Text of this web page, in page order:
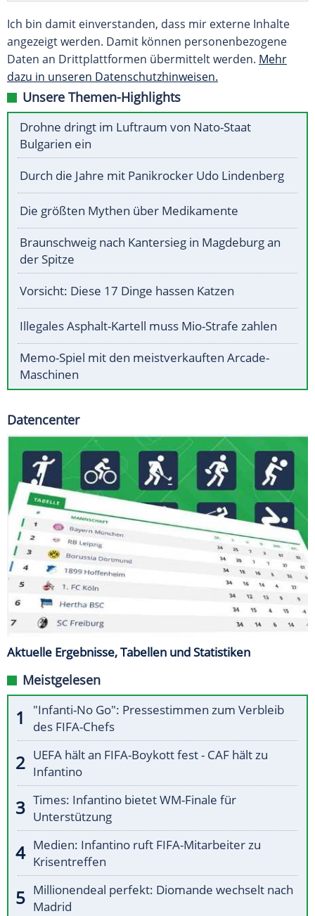
Ich bin damit einverstanden, dass mir externe Inhalte
angezeigt werden. Damit können personenbezogene
Daten an Drittplattformen übermittelt werden. Mehr
dazu in unseren Datenschutzhinweisen.
Unsere Themen-Highlights
Drohne dringt im Luftraum von Nato-Staat
Bulgarien ein
Durch die Jahre mit Panikrocker Udo Lindenberg
Die größten Mythen über Medikamente
Braunschweig nach Kantersieg in Magdeburg an
der Spitze
Vorsicht: Diese 17 Dinge hassen Katzen
Illegales Asphalt-Kartell muss Mio-Strafe zahlen
Memo-Spiel mit den meistverkauften Arcade-
Maschinen
Datencenter
Aktuelle Ergebnisse, Tabellen und Statistiken
Meistgelesen
"Infanti-No Go": Pressestimmen zum Verbleib
des FIFA-Chefs
UEFA hält an FIFA-Boykott fest - CAF hält zu
Infantino
Times: Infantino bietet WM-Finale für
Unterstützung
Medien: Infantino ruft FIFA-Mitarbeiter zu
Krisentreffen
Millionendeal perfekt: Diomande wechselt nach
Madrid